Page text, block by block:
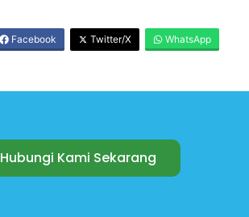
Facebook Twitter/X WhatsApp
Hubungi Kami Sekarang